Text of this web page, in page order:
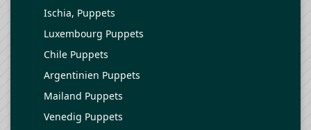
Ischia, Puppets
Luxembourg Puppets
Chile Puppets
Argentinien Puppets
Mailand Puppets
Venedig Puppets